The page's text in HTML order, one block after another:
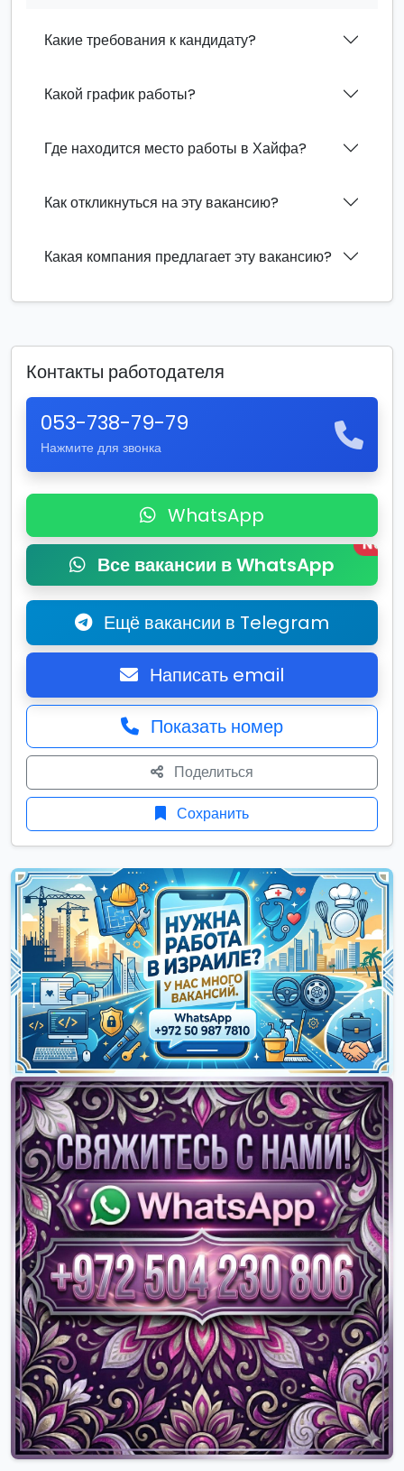
Какие требования к кандидату?
Какой график работы?
Где находится место работы в Хайфа?
Как откликнуться на эту вакансию?
Какая компания предлагает эту вакансию?
Контакты работодателя
053-738-79-79
Нажмите для звонка
WhatsApp
Все вакансии в WhatsApp
New
Ещё вакансии в Telegram
Написать email
Показать номер
Поделиться
Сохранить